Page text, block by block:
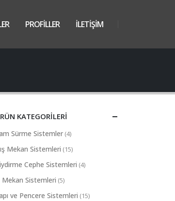
PROFİLLER İLETİŞİM
KATEGORILERI
Sürme Sistemler (4)
Mekan Sistemleri (15)
Cephe Sistemleri (4)
Mekan Sistemleri (5)
ve Pencere Sistemleri (15)